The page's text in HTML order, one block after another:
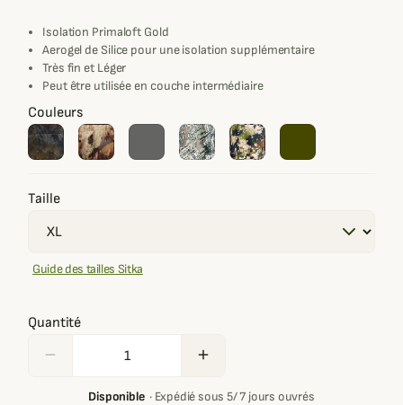
Isolation Primaloft Gold
Aerogel de Silice pour une isolation supplémentaire
Très fin et Léger
Peut être utilisée en couche intermédiaire
Couleurs
Taille
Guide des tailles Sitka
Quantité
remove add
Disponible· Expédié sous 5/ 7 jours ouvrés